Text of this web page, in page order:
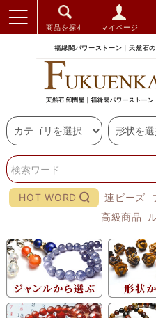
商品を探す マイページ
福縁閣パワーストーン｜天然石
HOT WORD 連ビーズ
高級商品